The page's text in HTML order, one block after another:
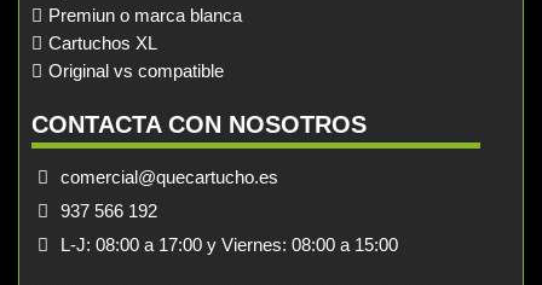
Premiun o marca blanca
Cartuchos XL
Original vs compatible
CONTACTA CON NOSOTROS
comercial@quecartucho.es
937 566 192
L-J: 08:00 a 17:00 y Viernes: 08:00 a 15:00